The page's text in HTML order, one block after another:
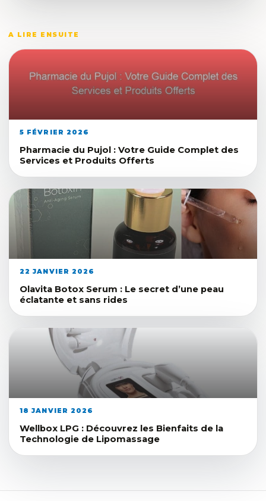
A LIRE ENSUITE
5 FÉVRIER 2026
Pharmacie du Pujol : Votre Guide Complet des
Services et Produits Offerts
22 JANVIER 2026
Olavita Botox Serum : Le secret d’une peau
éclatante et sans rides
18 JANVIER 2026
Wellbox LPG : Découvrez les Bienfaits de la
Technologie de Lipomassage